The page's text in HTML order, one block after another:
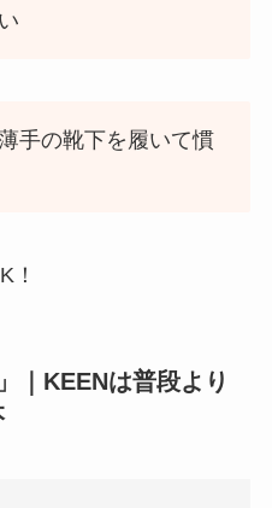
手の靴下を履いて慣
！
｜KEENは普段より